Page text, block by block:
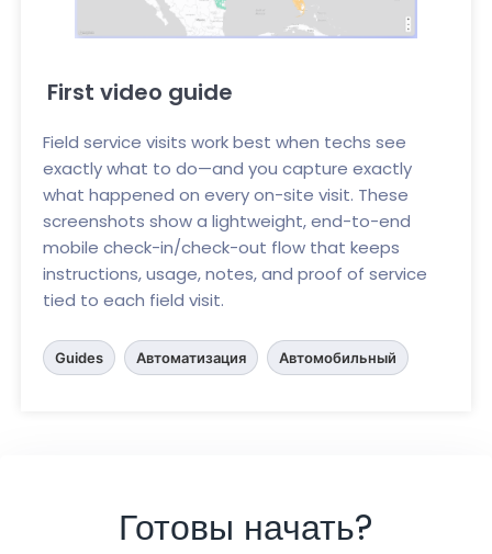
First video guide
Field service visits work best when techs see
exactly what to do—and you capture exactly
what happened on every on-site visit. These
screenshots show a lightweight, end-to-end
mobile check-in/check-out flow that keeps
instructions, usage, notes, and proof of service
tied to each field visit.
Guides Автоматизация Автомобильный
Готовы начать?